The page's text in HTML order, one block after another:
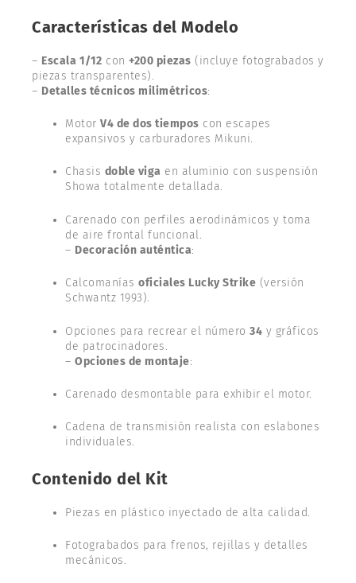
Características del Modelo
– Escala 1/12 con +200 piezas (incluye fotograbados y
piezas transparentes).
– Detalles técnicos milimétricos:
Motor V4 de dos tiempos con escapes
expansivos y carburadores Mikuni.
Chasis doble viga en aluminio con suspensión
Showa totalmente detallada.
Carenado con perfiles aerodinámicos y toma
de aire frontal funcional.
– Decoración auténtica:
Calcomanías oficiales Lucky Strike (versión
Schwantz 1993).
Opciones para recrear el número 34 y gráficos
de patrocinadores.
– Opciones de montaje:
Carenado desmontable para exhibir el motor.
Cadena de transmisión realista con eslabones
individuales.
Contenido del Kit
Piezas en plástico inyectado de alta calidad.
Fotograbados para frenos, rejillas y detalles
mecánicos.